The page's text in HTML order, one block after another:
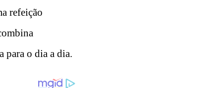
refeição
para o dia a dia.